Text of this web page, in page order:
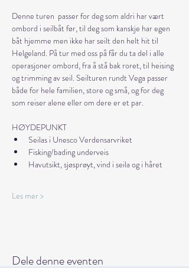
Denne turen  passer for deg som aldri har vært
ombord i seilbåt før, til deg som kanskje har egen
båt hjemme men ikke har seilt den helt hit til
Helgeland. På tur med oss på får du ta del i alle
operasjoner ombord, fra å stå bak roret, til heising
og trimming av seil. Seilturen rundt Vega passer
både for hele familien, store og små, og for deg
som reiser alene eller om dere er et par.
HØYDEPUNKT
Seilas i Unesco Verdensarvriket
Fisking/bading underveis
Havutsikt, sjøsprøyt, vind i seila og i håret
Les mer >
Dele denne eventen